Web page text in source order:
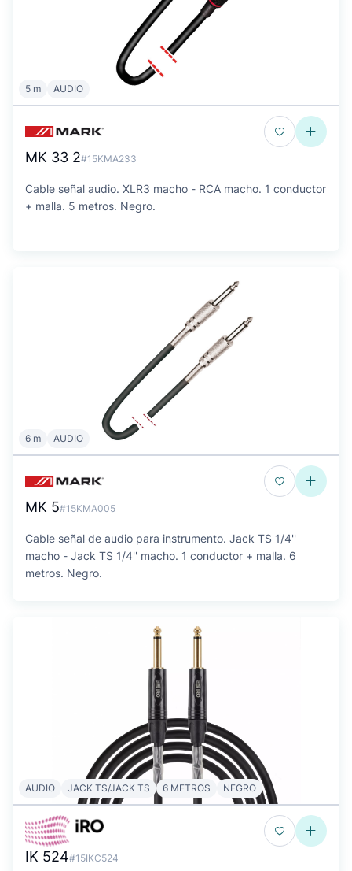
5 m AUDIO
MK 33 2#15KMA233
Cable señal audio. XLR3 macho - RCA macho. 1 conductor
+ malla. 5 metros. Negro.
6 m AUDIO
MK 5#15KMA005
Cable señal de audio para instrumento. Jack TS 1/4''
macho - Jack TS 1/4'' macho. 1 conductor + malla. 6
metros. Negro.
AUDIO JACK TS/JACK TS 6 METROS NEGRO
IK 524#15IKC524